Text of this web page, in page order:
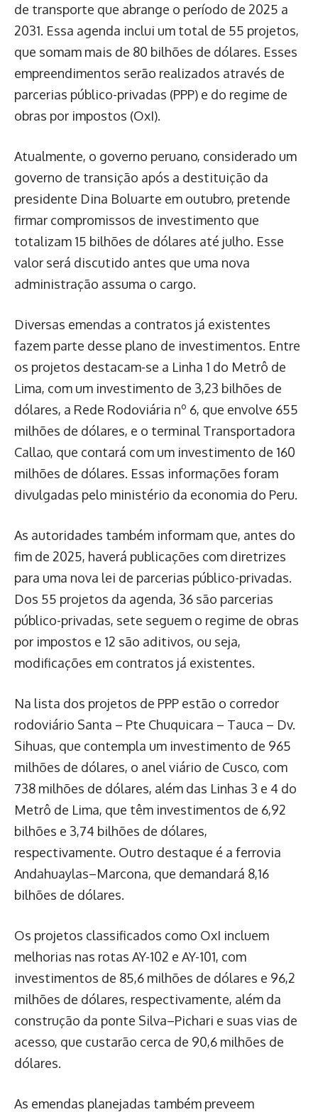
de transporte que abrange o período de 2025 a
2031. Essa agenda inclui um total de 55 projetos,
que somam mais de 80 bilhões de dólares. Esses
empreendimentos serão realizados através de
parcerias público-privadas (PPP) e do regime de
obras por impostos (OxI).
Atualmente, o governo peruano, considerado um
governo de transição após a destituição da
presidente Dina Boluarte em outubro, pretende
firmar compromissos de investimento que
totalizam 15 bilhões de dólares até julho. Esse
valor será discutido antes que uma nova
administração assuma o cargo.
Diversas emendas a contratos já existentes
fazem parte desse plano de investimentos. Entre
os projetos destacam-se a Linha 1 do Metrô de
Lima, com um investimento de 3,23 bilhões de
dólares, a Rede Rodoviária nº 6, que envolve 655
milhões de dólares, e o terminal Transportadora
Callao, que contará com um investimento de 160
milhões de dólares. Essas informações foram
divulgadas pelo ministério da economia do Peru.
As autoridades também informam que, antes do
fim de 2025, haverá publicações com diretrizes
para uma nova lei de parcerias público-privadas.
Dos 55 projetos da agenda, 36 são parcerias
público-privadas, sete seguem o regime de obras
por impostos e 12 são aditivos, ou seja,
modificações em contratos já existentes.
Na lista dos projetos de PPP estão o corredor
rodoviário Santa – Pte Chuquicara – Tauca – Dv.
Sihuas, que contempla um investimento de 965
milhões de dólares, o anel viário de Cusco, com
738 milhões de dólares, além das Linhas 3 e 4 do
Metrô de Lima, que têm investimentos de 6,92
bilhões e 3,74 bilhões de dólares,
respectivamente. Outro destaque é a ferrovia
Andahuaylas–Marcona, que demandará 8,16
bilhões de dólares.
Os projetos classificados como OxI incluem
melhorias nas rotas AY-102 e AY-101, com
investimentos de 85,6 milhões de dólares e 96,2
milhões de dólares, respectivamente, além da
construção da ponte Silva–Pichari e suas vias de
acesso, que custarão cerca de 90,6 milhões de
dólares.
As emendas planejadas também preveem